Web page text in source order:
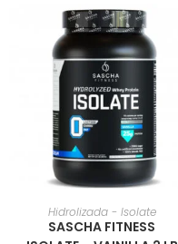
AÑADIR AL CARRITO
Hidrolizada - Isolate
SASCHA FITNESS